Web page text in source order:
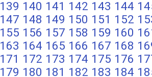
139 140 141 142 143 144
147 148 149 150 151 152
155 156 157 158 159 160
163 164 165 166 167 168
171 172 173 174 175 176
179 180 181 182 183 184